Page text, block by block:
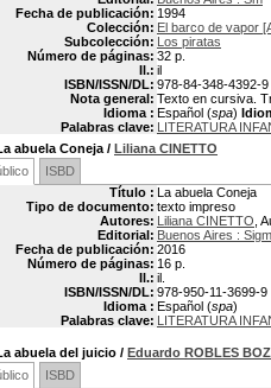
Fecha de publicación: 1994
Colección: El barco de vapor
Subcolección: Los piratas
Número de páginas: 32 p.
Il.: il
ISBN/ISSN/DL: 978-84-348-4392-9
Nota general: Texto en cursiva.
Idioma : Español (spa)
Palabras clave: LITERATURA
abuela Coneja / Liliana CINETTO
ISBD
Título : La abuela Coneja
Tipo de documento: texto impreso
Autores: Liliana CINETTO ,
Editorial: Buenos Aires :
Fecha de publicación: 2016
Número de páginas: 16 p.
Il.: il.
ISBN/ISSN/DL: 978-950-11-3699-9
Idioma : Español (spa)
Palabras clave: LITERATURA
abuela del juicio / Eduardo ROBLES
ISBD